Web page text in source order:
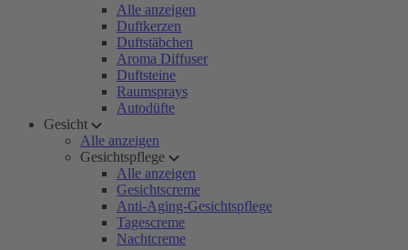
Alle anzeigen
Duftkerzen
Duftstäbchen
Aroma Diffuser
Duftsteine
Raumsprays
Autodüfte
Gesicht
Alle anzeigen
Gesichtspflege
Alle anzeigen
Gesichtscreme
Anti-Aging-Gesichtspflege
Tagescreme
Nachtcreme